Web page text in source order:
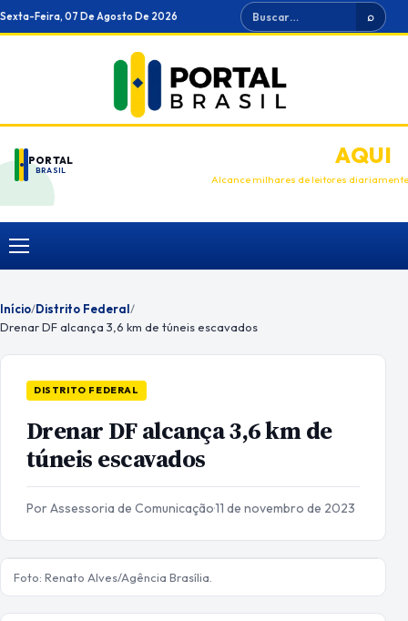
Ir
para
Sexta-Feira, 07 De Agosto De 2026 Buscar ⌕
PORTAL
BRASIL
ANUNCIEAQUI
Alcance milhares de leitores diariamente
Menu
Início/Distrito Federal/
Drenar DF alcança 3,6 km de túneis escavados
DISTRITO FEDERAL
Drenar DF alcança 3,6 km de
túneis escavados
Por Assessoria de Comunicação·11 de novembro de 2023
Foto: Renato Alves/Agência Brasília.